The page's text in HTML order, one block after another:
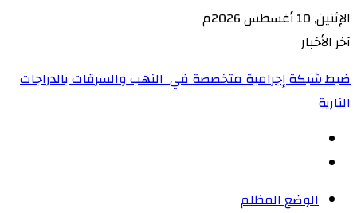
الإثنين, 10 أغسطس 2026م
آخر الأخبار
ضبط شبكة إجرامية متخصصة في النهب والسرقات بالدراجات
النارية‏
الوضع المظلم